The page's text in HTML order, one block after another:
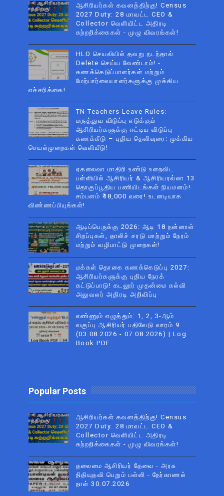
ஆசிரியர்கள் கவனத்திற்கு! Census
2027 Duty: 28 மாவட்ட CEO &
Collector வெளியிட்ட அதிரடி
சுற்றறிக்கைகள் - முழு விவரங்கள்!
HLO செயலியில் தவறு நடந்தால்
Delete செய்ய வேண்டாம்! -
கணக்கெடுப்பாளர்கள் மற்றும்
மேற்பார்வையாளர்களுக்கு முக்கிய
எச்சரிக்கை!
TN Teachers Leave Rules:
மருத்துவ விடுப்பு எடுக்கும்
ஆசிரியர்களுக்கு ஈட்டிய விடுப்பு
கணக்கீடு – புதிய தெளிவுரை: முக்கிய
செயல்முறைகள் வெளியீடு!
ஏகலைவா மாதிரி உண்டு உறைவிட
பள்ளியில் ஆசிரியர் & ஆசிரியரல்லா 13
தொகுப்பூதிய பணியிடங்கள் நியமனம்!
சம்பளம் ₹18,000 வரை! உடனடியாக
விண்ணப்பியுங்கள்!
ஆடிப்பெருக்கு 2026: ஆடி 18 நன்னாள்
சிறப்புகள், தாலிச் சரடு மாற்றும் நேரம்
மற்றும் வழிபாட்டு முறைகள்!
மக்கள் தொகை கணக்கெடுப்பு 2027:
ஆசிரியர்களுக்கு புதிய நேரக்
கட்டுப்பாடு! கடலூர் முதன்மை கல்வி
அலுவலர் அதிரடி அறிவிப்பு
எண்ணும் எழுத்தும்: 1, 2, 3-ஆம்
வகுப்பு ஆசிரியர் பதிவேடு வாரம் 9
(03.08.2026 - 07.08.2026) | Log
Book PDF
Popular Posts
ஆசிரியர்கள் கவனத்திற்கு! Census
2027 Duty: 28 மாவட்ட CEO &
Collector வெளியிட்ட அதிரடி
சுற்றறிக்கைகள் - முழு விவரங்கள்!
தலைமை ஆசிரியர் தேவை - அரசு
நிதியுதவி பெறும் பள்ளி - நேர்காணல்
நாள் 30.07.2026